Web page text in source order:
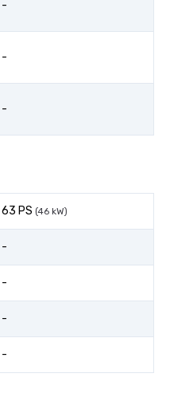
-
-
-
63 PS (46 kW)
-
-
-
-